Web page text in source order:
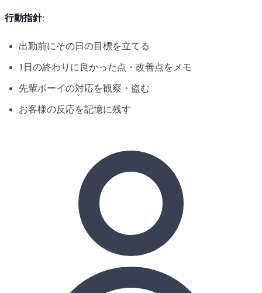
行動指針:
出勤前にその日の目標を立てる
1日の終わりに良かった点・改善点をメモ
先輩ボーイの対応を観察・盗む
お客様の反応を記憶に残す